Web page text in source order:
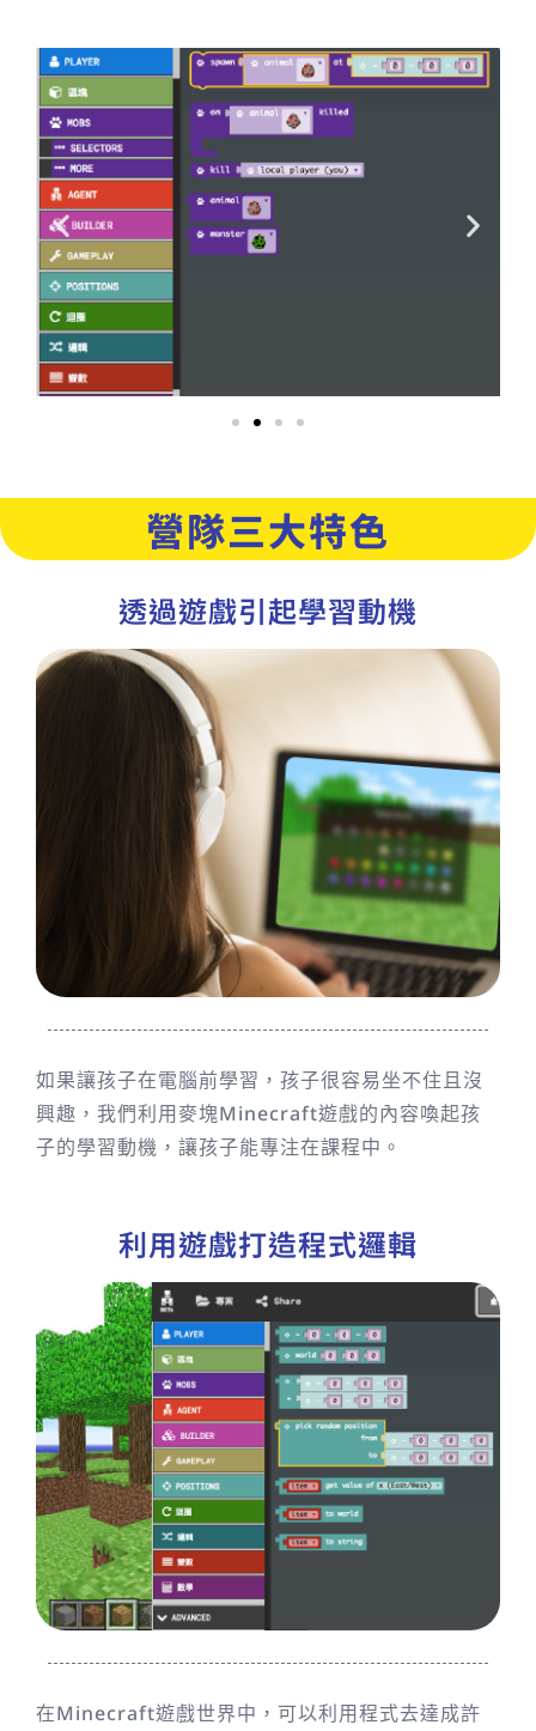
營隊三大特色
透過遊戲引起學習動機
如果讓孩子在電腦前學習，孩子很容易坐不住且沒
興趣，我們利用麥塊Minecraft遊戲的內容喚起孩
子的學習動機，讓孩子能專注在課程中。
利用遊戲打造程式邏輯
在Minecraft遊戲世界中，可以利用程式去達成許